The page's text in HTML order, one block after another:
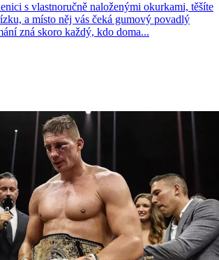
s vlastnoručně naloženými okurkami, těšíte
a místo něj vás čeká gumový povadlý
zná skoro každý, kdo doma...